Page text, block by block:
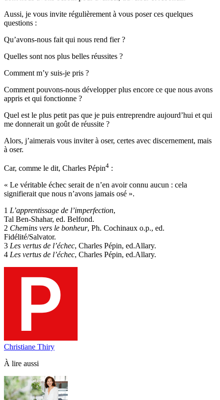
Aussi, je vous invite régulièrement à vous poser ces quelques
questions :
Qu’avons-nous fait qui nous rend fier ?
Quelles sont nos plus belles réussites ?
Comment m’y suis-je pris ?
Comment pouvons-nous développer plus encore ce que nous avons
appris et qui fonctionne ?
Quel est le plus petit pas que je puis entreprendre aujourd’hui et qui
me donnerait un goût de réussite ?
Alors, j’aimerais vous inviter à oser, certes avec discernement, mais
à oser.
Car, comme le dit, Charles Pépin4 :
« Le véritable échec serait de n’en avoir connu aucun : cela
signifierait que nous n’avons jamais osé ».
1 L’apprentissage de l’imperfection,
Tal Ben-Shahar, ed. Belfond.
2 Chemins vers le bonheur, Ph. Cochinaux o.p., ed.
Fidélité/Salvator.
3 Les vertus de l’échec, Charles Pépin, ed.Allary.
4 Les vertus de l’échec, Charles Pépin, ed.Allary.
Christiane Thiry
À lire aussi